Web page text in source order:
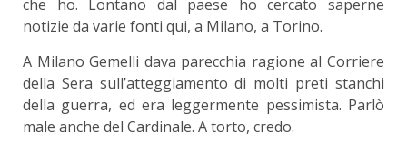
che ho. Lontano dal paese ho cercato saperne
notizie da varie fonti qui, a Milano, a Torino.
A Milano Gemelli dava parecchia ragione al Corriere
della Sera sull’atteggiamento di molti preti stanchi
della guerra, ed era leggermente pessimista. Parlò
male anche del Cardinale. A torto, credo.